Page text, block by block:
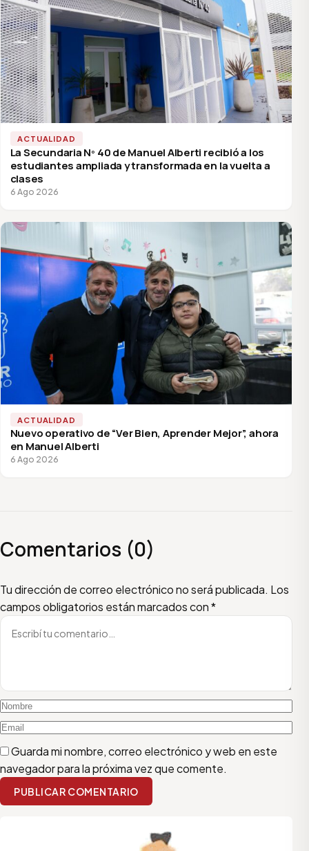
ACTUALIDAD
La Secundaria Nº 40 de Manuel Alberti recibió a los
estudiantes ampliada y transformada en la vuelta a
clases
6 Ago 2026
ACTUALIDAD
Nuevo operativo de “Ver Bien, Aprender Mejor”, ahora
en Manuel Alberti
6 Ago 2026
Comentarios (0)
Tu dirección de correo electrónico no será publicada. Los
campos obligatorios están marcados con*
Escribí tu comentario
Nombre
Email
Guarda mi nombre, correo electrónico y web en este
navegador para la próxima vez que comente.
PUBLICAR COMENTARIO